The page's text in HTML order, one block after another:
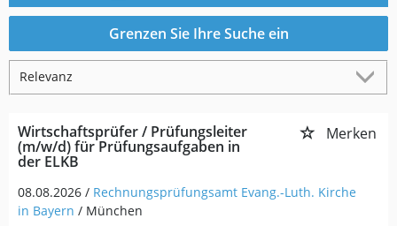
Grenzen Sie Ihre Suche ein
Wirtschaftsprüfer / Prüfungsleiter
(m/w/d) für Prüfungsaufgaben in
der ELKB
Merken
08.08.2026 / Rechnungsprüfungsamt Evang.-Luth. Kirche
in Bayern / München